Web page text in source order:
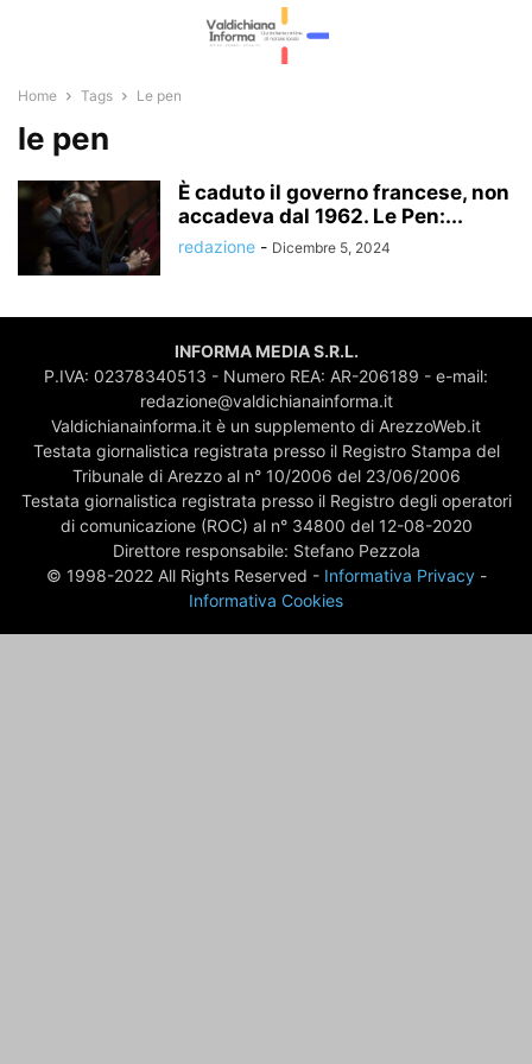
Home Tags Le pen
le pen
È caduto il governo francese, non
accadeva dal 1962. Le Pen:...
redazione - Dicembre 5, 2024
INFORMA MEDIA S.R.L.
P.IVA: 02378340513 - Numero REA: AR-206189 - e-mail:
redazione@valdichianainforma.it
Valdichianainforma.it è un supplemento di ArezzoWeb.it
Testata giornalistica registrata presso il Registro Stampa del
Tribunale di Arezzo al n° 10/2006 del 23/06/2006
Testata giornalistica registrata presso il Registro degli operatori
di comunicazione (ROC) al n° 34800 del 12-08-2020
Direttore responsabile: Stefano Pezzola
© 1998-2022 All Rights Reserved - Informativa Privacy-
Informativa Cookies